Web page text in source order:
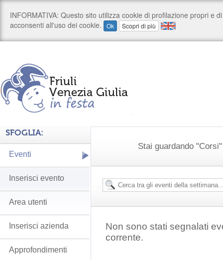
Stai guardando
Non sono stati segnalati
corrente.
SFOGLIA:
Eventi
Inserisci evento
Area utenti
Inserisci azienda
Approfondimenti